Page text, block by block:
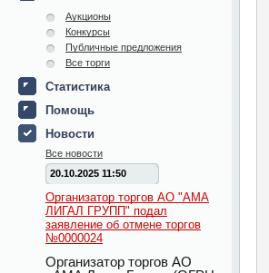
Аукционы
Конкурсы
Публичные предложения
Все торги
Статистика
Помощь
Новости
Все новости
20.10.2025 11:50
Организатор торгов АО "АМА
ЛИГАЛ ГРУПП" подал
заявление об отмене торгов
№0000024
Организатор торгов АО